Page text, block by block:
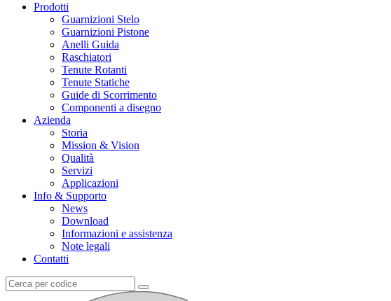
Prodotti
Guarnizioni Stelo
Guarnizioni Pistone
Anelli Guida
Raschiatori
Tenute Rotanti
Tenute Statiche
Guide di Scorrimento
Componenti a disegno
Azienda
Storia
Mission & Vision
Qualità
Servizi
Applicazioni
Info & Supporto
News
Download
Informazioni e assistenza
Note legali
Contatti